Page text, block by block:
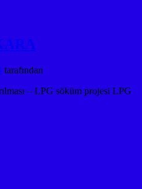
tarafından
– LPG söküm projesi LPG